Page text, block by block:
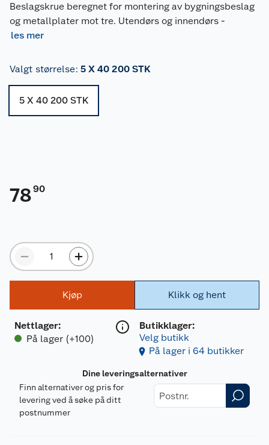
Beslagskrue beregnet for montering av bygningsbeslag
og metallplater mot tre. Utendørs og innendørs -
les mer
Valgt størrelse: 5 X 40 200 STK
5 X 40 200 STK
7890
Kjøp
Nettlager:
På lager (+100)
Klikk og hent
Butikklager:
Velg butikk
På lager i 64 butikker
Dine leveringsalternativer
Finn alternativer og pris for
levering ved å søke på ditt
postnummer